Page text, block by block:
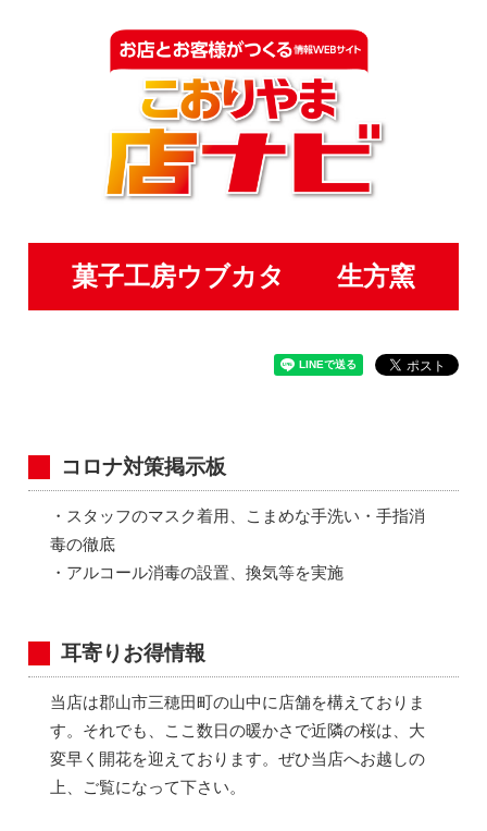
菓子工房ウブカタ 生方窯
コロナ対策掲示板
・スタッフのマスク着用、こまめな手洗い・手指消
毒の徹底
・アルコール消毒の設置、換気等を実施
耳寄りお得情報
当店は郡山市三穂田町の山中に店舗を構えておりま
す。それでも、ここ数日の暖かさで近隣の桜は、大
変早く開花を迎えております。ぜひ当店へお越しの
上、ご覧になって下さい。